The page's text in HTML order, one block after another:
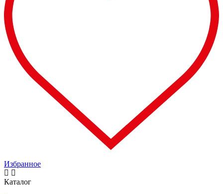
Избранное
Каталог